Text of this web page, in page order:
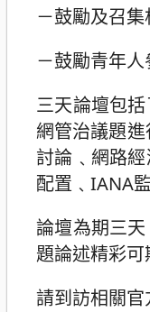
－鼓勵及召
－鼓勵青年人
三天論壇包
網管治議題
討論﹑網路
配置﹑IANA
論壇為期三
題論述精彩可
請到訪相關官